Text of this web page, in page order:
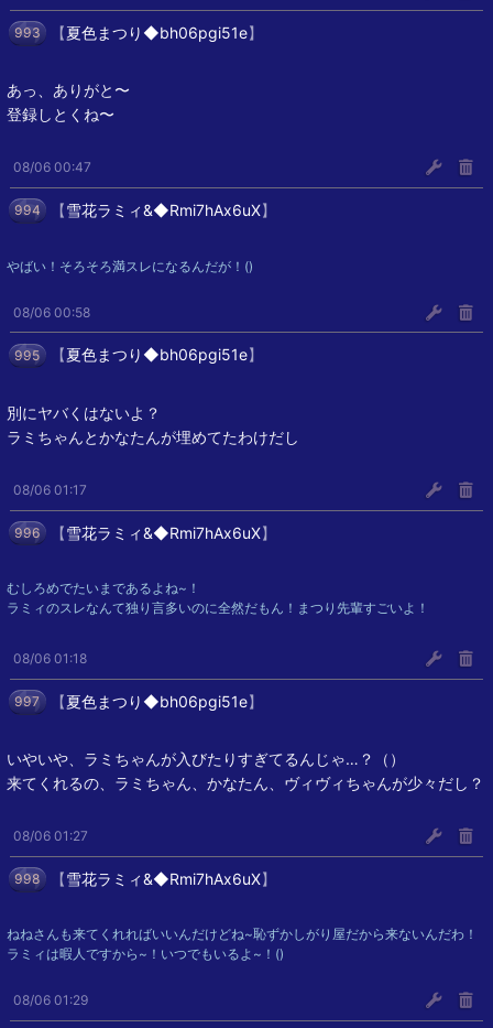
993 【夏色まつり◆bh06pgi51e】
あっ、ありがと〜
登録しとくね〜
08/06 00:47
994 【雪花ラミィ&◆Rmi7hAx6uX】
やばい！そろそろ満スレになるんだが！()
08/06 00:58
995 【夏色まつり◆bh06pgi51e】
別にヤバくはないよ？
ラミちゃんとかなたんが埋めてたわけだし
08/06 01:17
996 【雪花ラミィ&◆Rmi7hAx6uX】
むしろめでたいまであるよね~！
ラミィのスレなんて独り言多いのに全然だもん！まつり先輩すごいよ！
08/06 01:18
997 【夏色まつり◆bh06pgi51e】
いやいや、ラミちゃんが入びたりすぎてるんじゃ…？（）
来てくれるの、ラミちゃん、かなたん、ヴィヴィちゃんが少々だし？
08/06 01:27
998 【雪花ラミィ&◆Rmi7hAx6uX】
ねねさんも来てくれればいいんだけどね~恥ずかしがり屋だから来ないんだわ！
ラミィは暇人ですから~！いつでもいるよ~！()
08/06 01:29